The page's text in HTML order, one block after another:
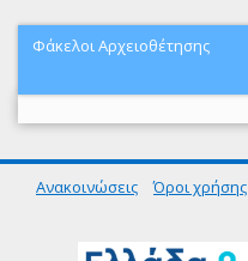
Φάκελοι Αρχειοθέτησης
Ανακοινώσεις Όροι χρήσης